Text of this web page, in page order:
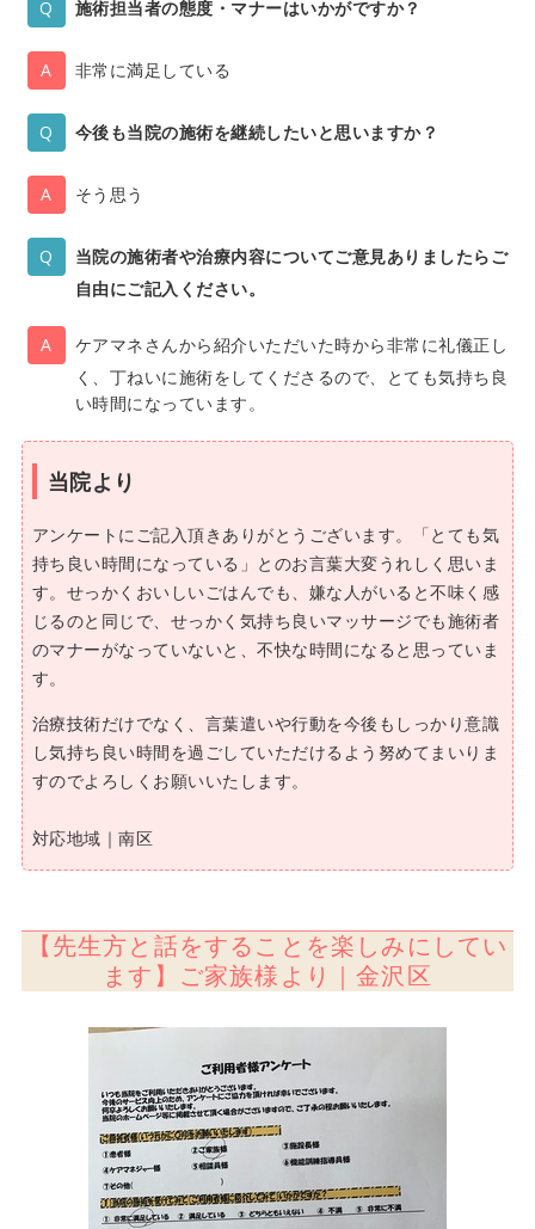
施術担当者の態度・マナーはいかがですか？
非常に満足している
今後も当院の施術を継続したいと思いますか？
そう思う
当院の施術者や治療内容についてご意見ありましたらご
自由にご記入ください。
ケアマネさんから紹介いただいた時から非常に礼儀正し
く、丁ねいに施術をしてくださるので、とても気持ち良
い時間になっています。
当院より
アンケートにご記入頂きありがとうございます。「とても気
持ち良い時間になっている」とのお言葉大変うれしく思いま
す。せっかくおいしいごはんでも、嫌な人がいると不味く感
じるのと同じで、せっかく気持ち良いマッサージでも施術者
のマナーがなっていないと、不快な時間になると思っていま
す。
治療技術だけでなく、言葉遣いや行動を今後もしっかり意識
し気持ち良い時間を過ごしていただけるよう努めてまいりま
すのでよろしくお願いいたします。
対応地域｜南区
【先生方と話をすることを楽しみにしてい
ます】ご家族様より｜金沢区